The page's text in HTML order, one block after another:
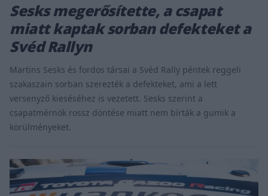
Sesks megerősítette, a csapat
miatt kaptak sorban defekteket a
Svéd Rallyn
Martins Sesks és fordos társai a Svéd Rally péntek reggeli
szakaszain sorban szerezték a defekteket, ami a lett
versenyző kieséséhez is vezetett. Sesks szerint a
csapatmérnök rossz döntése miatt nem bírták a gumik a
körülményeket.